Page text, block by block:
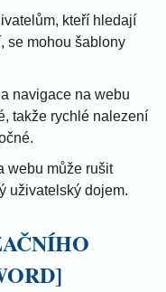
kteří hledají
se mohou šablony
navigace na webu
takže rychlé nalezení
webu může rušit
uživatelský dojem.